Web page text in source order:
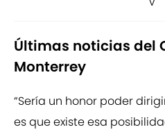
Últimas noticias del
Monterrey
“Sería un honor poder
es que existe esa